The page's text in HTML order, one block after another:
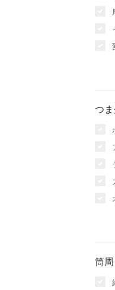
つ
筒周